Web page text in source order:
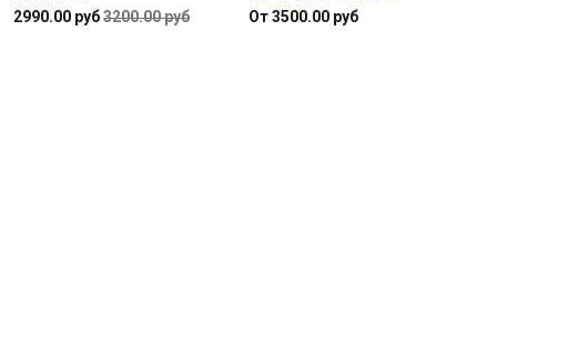
2990.00 руб3200.00 руб От 3500.00 руб